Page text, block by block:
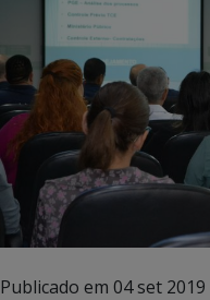
Publicado em 04 set 2019